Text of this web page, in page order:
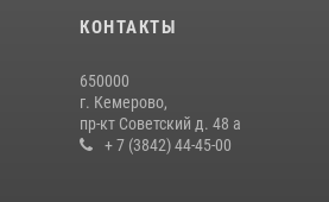
КОНТАКТЫ
650000
г. Кемерово,
пр-кт Советский д. 48 а
+ 7 (3842) 44-45-00